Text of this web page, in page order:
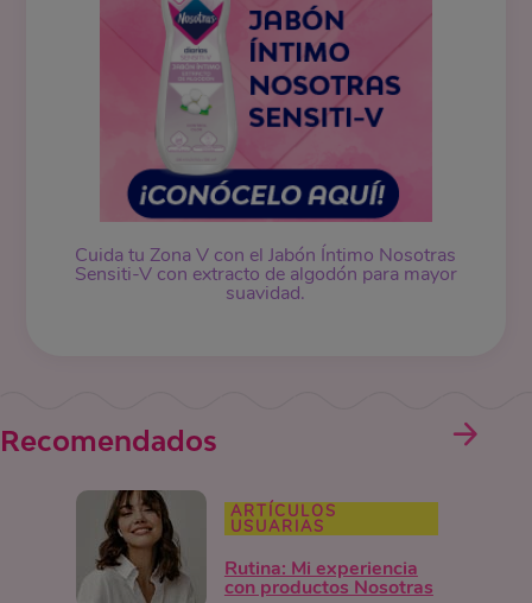
Cuida tu Zona V con el Jabón Íntimo Nosotras
Sensiti-V con extracto de algodón para mayor
suavidad.
Recomendados
ARTÍCULOS
USUARIAS
Rutina: Mi experiencia
con productos Nosotras